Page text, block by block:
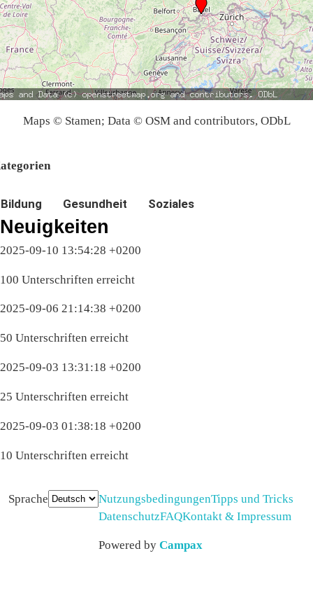
Maps © Stamen; Data © OSM and contributors, ODbL
Bildung Gesundheit Soziales
Neuigkeiten
2025-09-10 13:54:28 +0200
100 Unterschriften erreicht
2025-09-06 21:14:38 +0200
50 Unterschriften erreicht
2025-09-03 13:31:18 +0200
25 Unterschriften erreicht
2025-09-03 01:38:18 +0200
10 Unterschriften erreicht
Sprache NutzungsbedingungenTipps und Tricks
DatenschutzFAQKontakt & Impressum
Powered by Campax